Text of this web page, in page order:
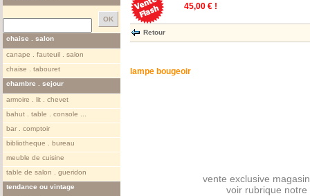
chaise . salon
canape . fauteuil . salon
chaise . tabouret
chambre . sejour
armoire . lit . chevet
bahut . table . console ...
bar . comptoir
bibliotheque . bureau
meuble de cuisine
table de salon . gueridon
tendance ou vintage
45,00 € !
Retour
lampe bougeoir
vente exclusive
voir rubrique notre